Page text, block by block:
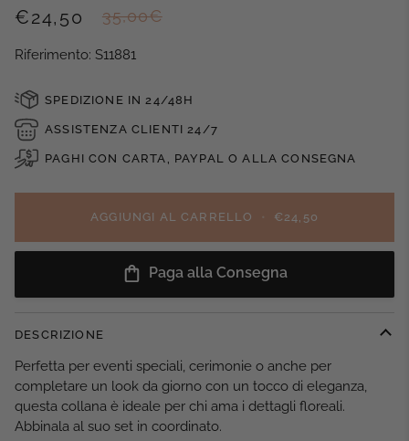
€24,50 35,00€
Riferimento: S11881
SPEDIZIONE IN 24/48H
ASSISTENZA CLIENTI 24/7
PAGHI CON CARTA, PAYPAL O ALLA CONSEGNA
AGGIUNGI AL CARRELLO • €24,50
Paga alla Consegna
DESCRIZIONE
Perfetta per eventi speciali, cerimonie o anche per
completare un look da giorno con un tocco di eleganza,
questa collana è ideale per chi ama i dettagli floreali.
Abbinala al suo set in coordinato.